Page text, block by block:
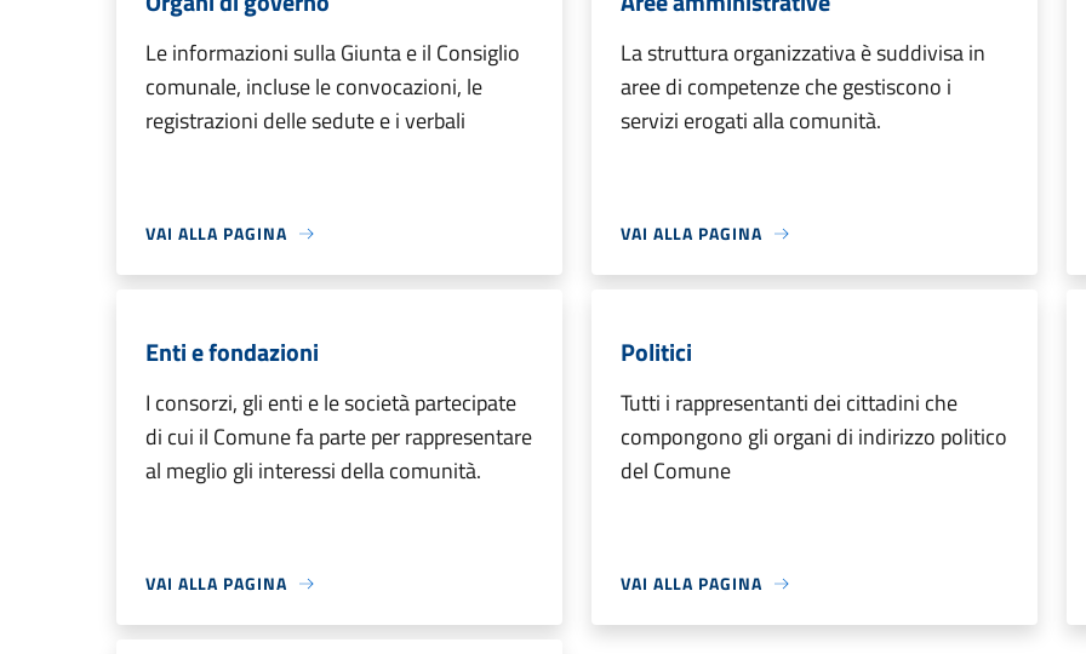
Le informazioni sulla Giunta e il Consiglio
comunale, incluse le convocazioni, le
registrazioni delle sedute e i verbali
VAI ALLA PAGINA
La struttura organizzativa è suddivisa in
aree di competenze che gestiscono i
servizi erogati alla comunità.
VAI ALLA PAGINA
Enti e fondazioni
I consorzi, gli enti e le società partecipate
di cui il Comune fa parte per rappresentare
al meglio gli interessi della comunità.
VAI ALLA PAGINA
Politici
Tutti i rappresentanti dei cittadini che
compongono gli organi di indirizzo politico
del Comune
VAI ALLA PAGINA